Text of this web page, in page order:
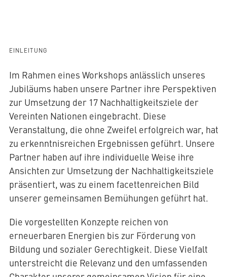
AQUATHERM RED
AQUATHERM ENERGY
AQUATHERM SERVICES
Kontakt
Partner
finden
Blog
Content
Planungshilfen
Downloads
EINLEITUNG
Im Rahmen eines Workshops anlässlich unseres
Jubiläums haben unsere Partner ihre Perspektiven
zur Umsetzung der 17 Nachhaltigkeitsziele der
Vereinten Nationen eingebracht. Diese
Veranstaltung, die ohne Zweifel erfolgreich war, hat
zu erkenntnisreichen Ergebnissen geführt. Unsere
Partner haben auf ihre individuelle Weise ihre
Ansichten zur Umsetzung der Nachhaltigkeitsziele
präsentiert, was zu einem facettenreichen Bild
unserer gemeinsamen Bemühungen geführt hat.
Die vorgestellten Konzepte reichen von
erneuerbaren Energien bis zur Förderung von
Bildung und sozialer Gerechtigkeit. Diese Vielfalt
unterstreicht die Relevanz und den umfassenden